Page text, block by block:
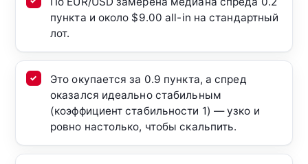
пункта и около $9.00 all-in на стандартный
лот.
Это окупается за 0.9 пункта, а спред
оказался идеально стабильным
(коэффициент стабильности 1) — узко и
ровно настолько, чтобы скальпить.